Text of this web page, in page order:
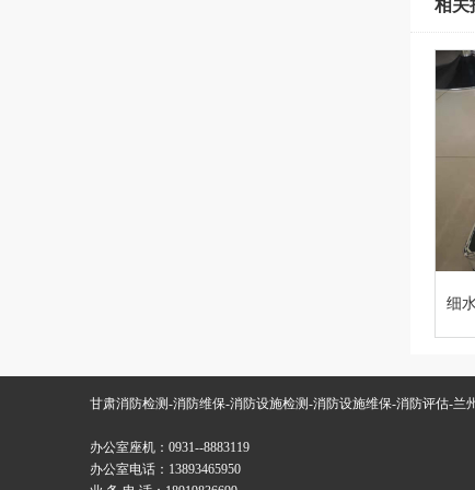
相关
细
甘肃消防检测-消防维保-消防设施检测-消防设施维保-消防评估-兰
办公室座机：0931--8883119
办公室电话：13893465950